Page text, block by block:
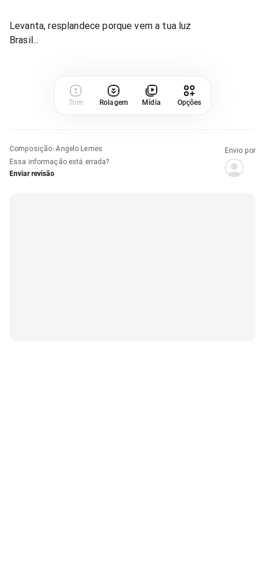
Levanta, resplandece porque vem a tua luz
Brasil...
Tom Rolagem Mídia Opções
Composição:Angelo Lemes
Essa informação está errada?
Enviar revisão
Envio por